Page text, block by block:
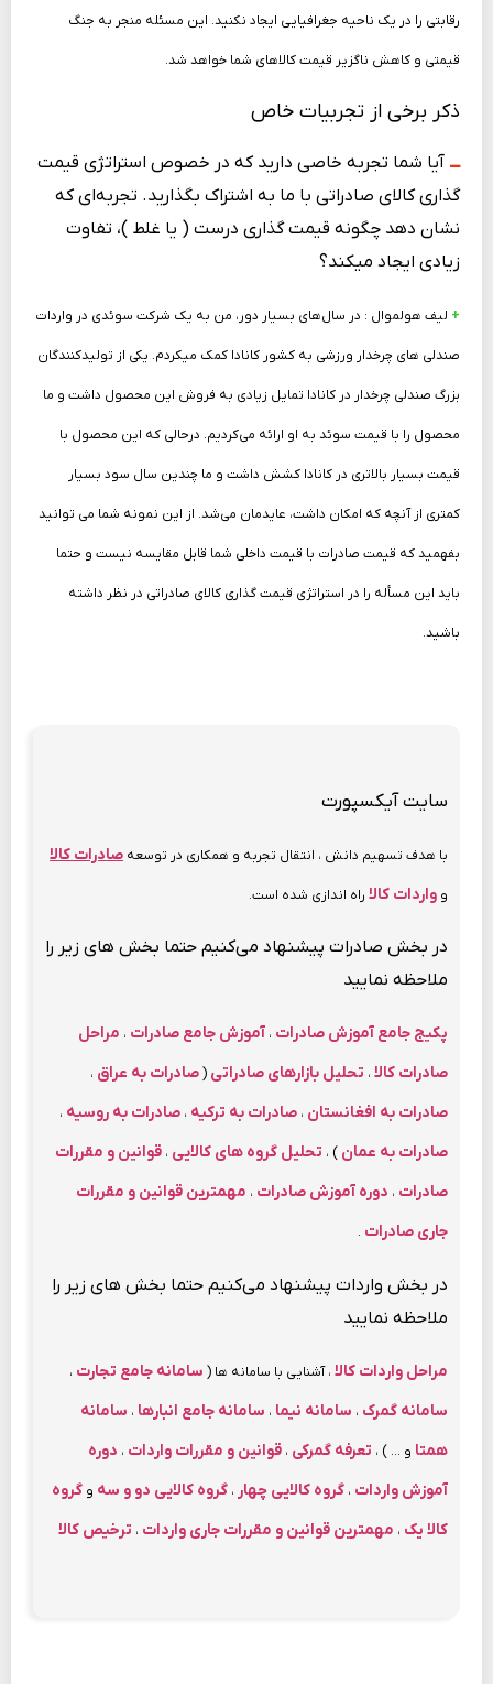
رقابتی را در یک ناحیه جغرافیایی ایجاد نکنید. این مسئله منجر به جنگ
قیمتی و کاهش ناگزیر قیمت کالاهای شما خواهد شد.
ذکر برخی از تجربیات خاص
ـــ آیا شما تجربه خاصی دارید که در خصوص استراتژی قیمت
گذاری کالای صادراتی با ما به اشتراک بگذارید. تجربه‌ای که
نشان دهد چگونه قیمت گذاری درست ( یا غلط )، تفاوت
زیادی ایجاد می­کند؟
+ لیف هولموال : در سال‌های بسیار دور، من به یک شرکت سوئدی در واردات
صندلی‌ های چرخ­دار ورزشی به کشور کانادا کمک می­کردم. یکی از تولیدکنندگان
بزرگ صندلی چرخ­دار در کانادا تمایل زیادی به فروش این محصول داشت و ما
محصول را با قیمت سوئد به او ارائه می‌کردیم. درحالی که این محصول با
قیمت بسیار بالاتری در کانادا کشش داشت و ما چندین سال سود بسیار
کمتری از آنچه که امکان داشت، عایدمان می‌شد. از این نمونه شما می توانید
بفهمید که قیمت صادرات با قیمت داخلی شما قابل مقایسه نیست و حتما
باید این مسأله را در استراتژی قیمت گذاری کالای صادراتی در نظر داشته
باشید.
سایت آیکسپورت
با هدف تسهیم دانش ، انتقال تجربه و همکاری در توسعه صادرات کالا
و واردات کالا راه اندازی شده است.
در بخش صادرات پیشنهاد ‌می‌کنیم حتما بخش های زیر را
ملاحظه نمایید
پکیج جامع آموزش صادرات ، آموزش جامع صادرات ، مراحل
صادرات کالا ، تحلیل بازارهای صادراتی (صادرات به عراق ،
صادرات به افغانستان ، صادرات به ترکیه ، صادرات به روسیه ،
صادرات به عمان ) ، تحلیل گروه های کالایی ، قوانین و مقررات
صادرات ، دوره آموزش صادرات ، مهمترین قوانین و مقررات
جاری صادرات .
در بخش واردات پیشنهاد می‌کنیم حتما بخش های زیر را
ملاحظه نمایید
مراحل واردات کالا ، آشنایی با سامانه ها ( سامانه جامع تجارت ،
سامانه گمرک ، سامانه نیما ، سامانه جامع انبارها ، سامانه
همتا و … ) ، تعرفه گمرکی ، قوانین و مقررات واردات ، دوره
آموزش واردات ، گروه کالایی چهار ، گروه کالایی دو و سه و گروه
کالا یک ، مهمترین قوانین و مقررات جاری واردات ، ترخیص کالا